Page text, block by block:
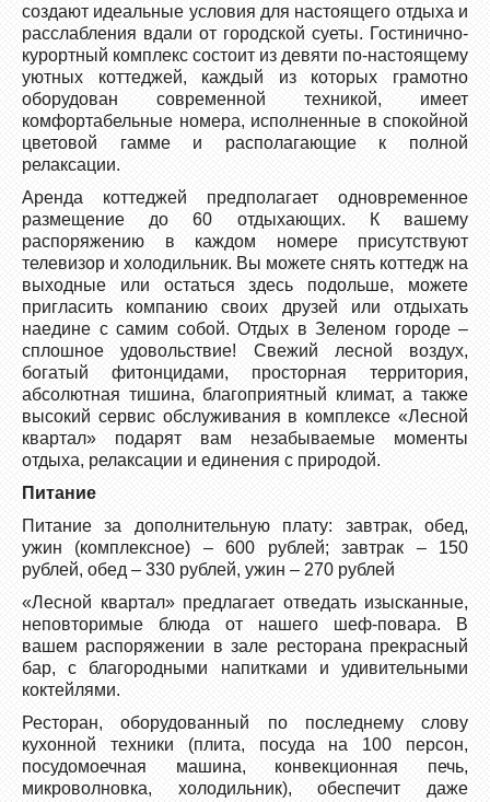
создают идеальные условия для настоящего отдыха и
расслабления вдали от городской суеты. Гостинично-
курортный комплекс состоит из девяти по-настоящему
уютных коттеджей, каждый из которых грамотно
оборудован современной техникой, имеет
комфортабельные номера, исполненные в спокойной
цветовой гамме и располагающие к полной
релаксации.
Аренда коттеджей предполагает одновременное
размещение до 60 отдыхающих. К вашему
распоряжению в каждом номере присутствуют
телевизор и холодильник. Вы можете снять коттедж на
выходные или остаться здесь подольше, можете
пригласить компанию своих друзей или отдыхать
наедине с самим собой. Отдых в Зеленом городе –
сплошное удовольствие! Свежий лесной воздух,
богатый фитонцидами, просторная территория,
абсолютная тишина, благоприятный климат, а также
высокий сервис обслуживания в комплексе «Лесной
квартал» подарят вам незабываемые моменты
отдыха, релаксации и единения с природой.
Питание
Питание за дополнительную плату: завтрак, обед,
ужин (комплексное) – 600 рублей; завтрак – 150
рублей, обед – 330 рублей, ужин – 270 рублей
«Лесной квартал» предлагает отведать изысканные,
неповторимые блюда от нашего шеф-повара. В
вашем распоряжении в зале ресторана прекрасный
бар, с благородными напитками и удивительными
коктейлями.
Ресторан, оборудованный по последнему слову
кухонной техники (плита, посуда на 100 персон,
посудомоечная машина, конвекционная печь,
микроволновка, холодильник), обеспечит даже